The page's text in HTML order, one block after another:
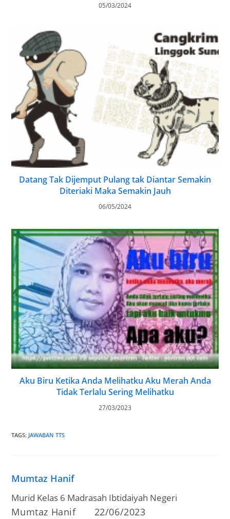
05/03/2024
Datang Tak Dijemput Pulang tak Diantar Semakin
Diteriaki Maka Semakin Jauh
06/05/2024
Aku Biru Ketika Anda Melihatku Aku Merah Anda
Tidak Terlalu Sering Melihatku
27/03/2023
TAGS: JAWABAN TTS
Mumtaz Hanif
Murid Kelas 6 Madrasah Ibtidaiyah Negeri
Post
Mumtaz Hanif
Post
22/06/2023